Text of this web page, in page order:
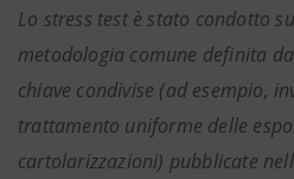
Lo stress test è stato condotto
metodologia comune definita
chiave condivise (ad esempio,
trattamento uniforme delle
cartolarizzazioni) pubblicate